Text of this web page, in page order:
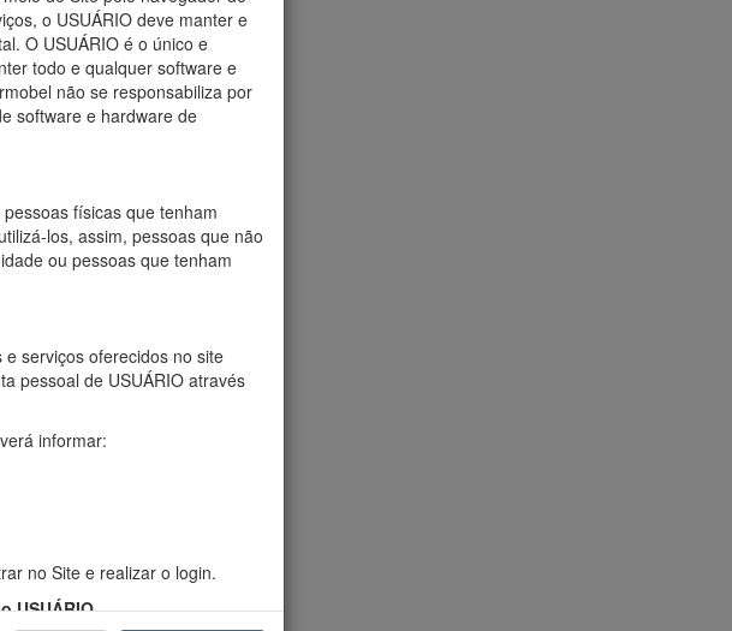
o USUÁRIO deve manter e
O USUÁRIO é o único e
todo e qualquer software e
não se responsabiliza por
software e hardware de
físicas que tenham
los, assim, pessoas que não
ou pessoas que tenham
serviços oferecidos no site
pessoal de USUÁRIO através
informar:
no Site e realizar o login.
USUÁRIO